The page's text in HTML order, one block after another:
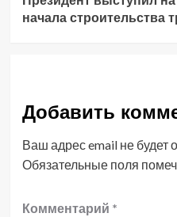
начала строительства
Добавить
Ваш адрес email не будет
Обязательные поля
Комментарий *